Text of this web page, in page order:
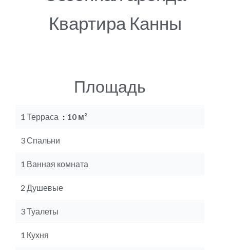
Квартира Канны
Площадь
1 Терраса 10 м²
3 Спальни
1 Ванная комната
2 Душевые
3 Туалеты
1 Кухня